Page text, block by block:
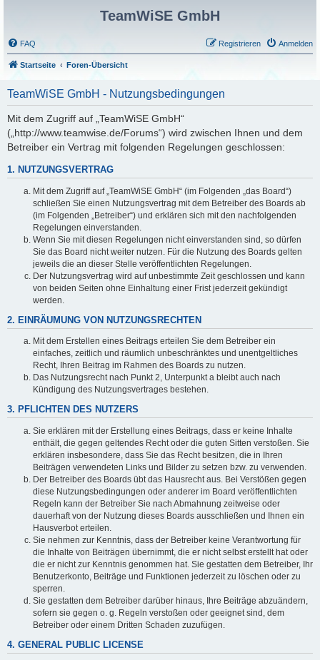
TeamWiSE GmbH
FAQ Anmelden
Registrieren
Startseite Foren-Übersicht
TeamWiSE GmbH - Nutzungsbedingungen
Mit dem Zugriff auf „TeamWiSE GmbH“
(„http://www.teamwise.de/Forums“) wird zwischen Ihnen und dem
Betreiber ein Vertrag mit folgenden Regelungen geschlossen:
1. NUTZUNGSVERTRAG
Mit dem Zugriff auf „TeamWiSE GmbH“ (im Folgenden „das Board“)
schließen Sie einen Nutzungsvertrag mit dem Betreiber des Boards ab
(im Folgenden „Betreiber“) und erklären sich mit den nachfolgenden
Regelungen einverstanden.
Wenn Sie mit diesen Regelungen nicht einverstanden sind, so dürfen
Sie das Board nicht weiter nutzen. Für die Nutzung des Boards gelten
jeweils die an dieser Stelle veröffentlichten Regelungen.
Der Nutzungsvertrag wird auf unbestimmte Zeit geschlossen und kann
von beiden Seiten ohne Einhaltung einer Frist jederzeit gekündigt
werden.
2. EINRÄUMUNG VON NUTZUNGSRECHTEN
Mit dem Erstellen eines Beitrags erteilen Sie dem Betreiber ein
einfaches, zeitlich und räumlich unbeschränktes und unentgeltliches
Recht, Ihren Beitrag im Rahmen des Boards zu nutzen.
Das Nutzungsrecht nach Punkt 2, Unterpunkt a bleibt auch nach
Kündigung des Nutzungsvertrages bestehen.
3. PFLICHTEN DES NUTZERS
Sie erklären mit der Erstellung eines Beitrags, dass er keine Inhalte
enthält, die gegen geltendes Recht oder die guten Sitten verstoßen. Sie
erklären insbesondere, dass Sie das Recht besitzen, die in Ihren
Beiträgen verwendeten Links und Bilder zu setzen bzw. zu verwenden.
Der Betreiber des Boards übt das Hausrecht aus. Bei Verstößen gegen
diese Nutzungsbedingungen oder anderer im Board veröffentlichten
Regeln kann der Betreiber Sie nach Abmahnung zeitweise oder
dauerhaft von der Nutzung dieses Boards ausschließen und Ihnen ein
Hausverbot erteilen.
Sie nehmen zur Kenntnis, dass der Betreiber keine Verantwortung für
die Inhalte von Beiträgen übernimmt, die er nicht selbst erstellt hat oder
die er nicht zur Kenntnis genommen hat. Sie gestatten dem Betreiber, Ihr
Benutzerkonto, Beiträge und Funktionen jederzeit zu löschen oder zu
sperren.
Sie gestatten dem Betreiber darüber hinaus, Ihre Beiträge abzuändern,
sofern sie gegen o. g. Regeln verstoßen oder geeignet sind, dem
Betreiber oder einem Dritten Schaden zuzufügen.
4. GENERAL PUBLIC LICENSE